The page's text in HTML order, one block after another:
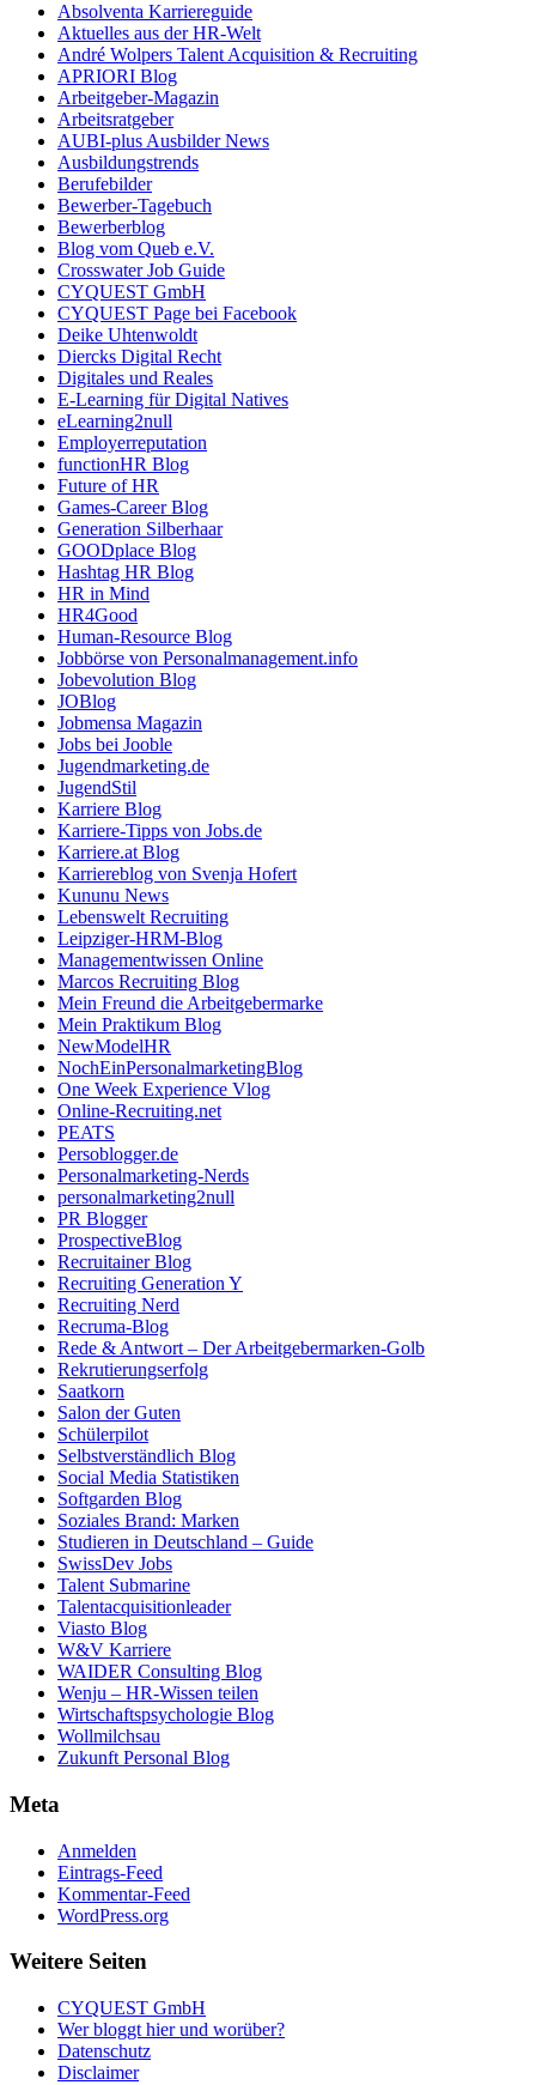
Absolventa Karriereguide
Aktuelles aus der HR-Welt
André Wolpers Talent Acquisition & Recruiting
APRIORI Blog
Arbeitgeber-Magazin
Arbeitsratgeber
AUBI-plus Ausbilder News
Ausbildungstrends
Berufebilder
Bewerber-Tagebuch
Bewerberblog
Blog vom Queb e.V.
Crosswater Job Guide
CYQUEST GmbH
CYQUEST Page bei Facebook
Deike Uhtenwoldt
Diercks Digital Recht
Digitales und Reales
E-Learning für Digital Natives
eLearning2null
Employerreputation
functionHR Blog
Future of HR
Games-Career Blog
Generation Silberhaar
GOODplace Blog
Hashtag HR Blog
HR in Mind
HR4Good
Human-Resource Blog
Jobbörse von Personalmanagement.info
Jobevolution Blog
JOBlog
Jobmensa Magazin
Jobs bei Jooble
Jugendmarketing.de
JugendStil
Karriere Blog
Karriere-Tipps von Jobs.de
Karriere.at Blog
Karriereblog von Svenja Hofert
Kununu News
Lebenswelt Recruiting
Leipziger-HRM-Blog
Managementwissen Online
Marcos Recruiting Blog
Mein Freund die Arbeitgebermarke
Mein Praktikum Blog
NewModelHR
NochEinPersonalmarketingBlog
One Week Experience Vlog
Online-Recruiting.net
PEATS
Persoblogger.de
Personalmarketing-Nerds
personalmarketing2null
PR Blogger
ProspectiveBlog
Recruitainer Blog
Recruiting Generation Y
Recruiting Nerd
Recruma-Blog
Rede & Antwort – Der Arbeitgebermarken-Golb
Rekrutierungserfolg
Saatkorn
Salon der Guten
Schülerpilot
Selbstverständlich Blog
Social Media Statistiken
Softgarden Blog
Soziales Brand: Marken
Studieren in Deutschland – Guide
SwissDev Jobs
Talent Submarine
Talentacquisitionleader
Viasto Blog
W&V Karriere
WAIDER Consulting Blog
Wenju – HR-Wissen teilen
Wirtschaftspsychologie Blog
Wollmilchsau
Zukunft Personal Blog
Meta
Anmelden
Eintrags-Feed
Kommentar-Feed
WordPress.org
Weitere Seiten
CYQUEST GmbH
Wer bloggt hier und worüber?
Datenschutz
Disclaimer